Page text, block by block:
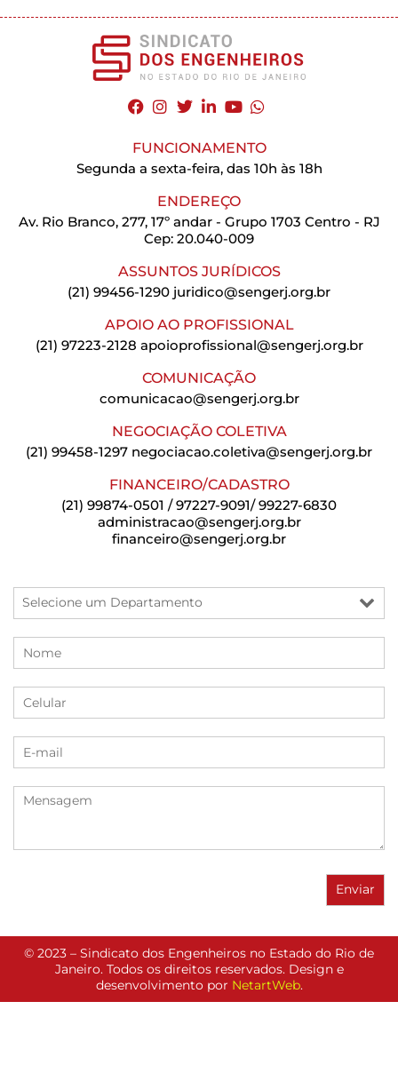
FUNCIONAMENTO
Segunda a sexta-feira, das 10h às 18h
ENDEREÇO
Av. Rio Branco, 277, 17º andar - Grupo 1703 Centro - RJ
Cep: 20.040-009
ASSUNTOS JURÍDICOS
(21) 99456-1290 juridico@sengerj.org.br
APOIO AO PROFISSIONAL
(21) 97223-2128 apoioprofissional@sengerj.org.br
COMUNICAÇÃO
comunicacao@sengerj.org.br
NEGOCIAÇÃO COLETIVA
(21) 99458-1297 negociacao.coletiva@sengerj.org.br
FINANCEIRO/CADASTRO
(21) 99874-0501 / 97227-9091/ 99227-6830
administracao@sengerj.org.br
financeiro@sengerj.org.br
© 2023 – Sindicato dos Engenheiros no Estado do Rio de
Janeiro. Todos os direitos reservados. Design e
desenvolvimento por NetartWeb.